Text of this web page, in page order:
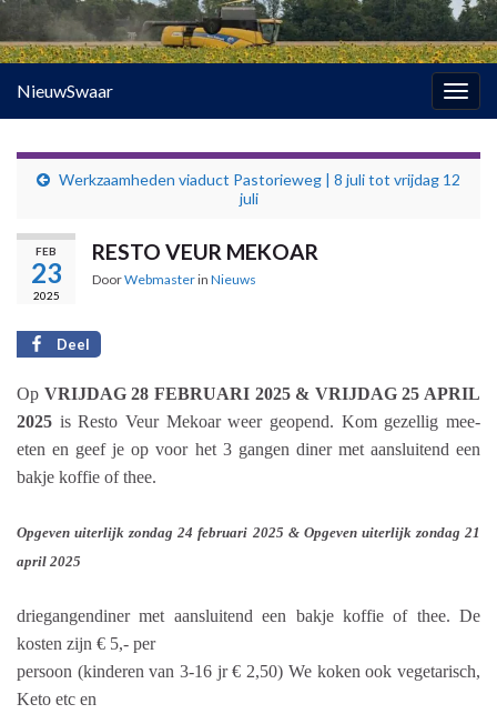
NieuwSwaar
Werkzaamheden viaduct Pastorieweg | 8 juli tot vrijdag 12
juli
FEB
23
2025
RESTO VEUR MEKOAR
DoorWebmasterin Nieuws
Deel
Op VRIJDAG 28 FEBRUARI 2025 & VRIJDAG 25 APRIL
2025 is Resto Veur Mekoar weer geopend. Kom gezellig mee-
eten en geef je op voor het 3 gangen diner met aansluitend een
bakje koffie of thee.
Opgeven uiterlijk zondag 24 februari 2025 & Opgeven uiterlijk zondag 21
april 2025
driegangendiner met aansluitend een bakje koffie of thee. De
kosten zijn € 5,- per
persoon (kinderen van 3-16 jr € 2,50) We koken ook vegetarisch,
Keto etc en